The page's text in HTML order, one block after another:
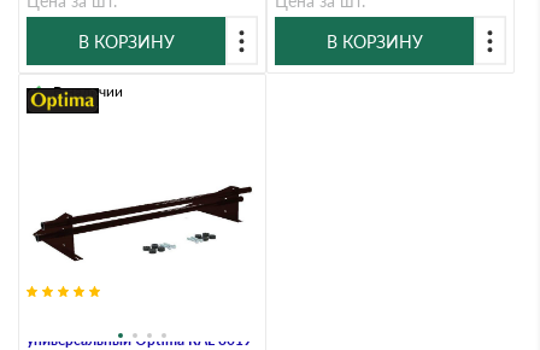
В КОРЗИНУ
В КОРЗИНУ
универсальный Optima RAL 8019
В наличии